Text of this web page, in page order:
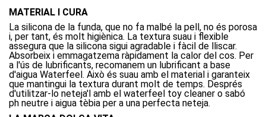
MATERIAL I CURA
La silicona de la funda, que no fa malbé la pell, no és porosa
i, per tant, és molt higiènica. La textura suau i flexible
assegura que la silicona sigui agradable i fàcil de lliscar.
Absorbeix i emmagatzema ràpidament la calor del cos. Per
a l'ús de lubrificants, recomanem un lubrificant a base
d'aigua Waterfeel. Això és suau amb el material i garanteix
que mantingui la textura durant molt de temps. Després
d'utilitzar-lo neteja'l amb el waterfeel toy cleaner o sabó
ph neutre i aigua tèbia per a una perfecta neteja.